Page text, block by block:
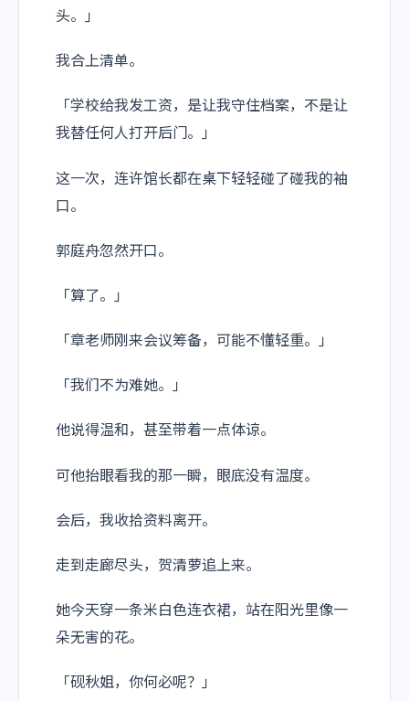
头。」
我合上清单。
「学校给我发工资，是让我守住档案，不是让
我替任何人打开后门。」
这一次，连许馆长都在桌下轻轻碰了碰我的袖
口。
郭庭舟忽然开口。
「算了。」
「章老师刚来会议筹备，可能不懂轻重。」
「我们不为难她。」
他说得温和，甚至带着一点体谅。
可他抬眼看我的那一瞬，眼底没有温度。
会后，我收拾资料离开。
走到走廊尽头，贺清萝追上来。
她今天穿一条米白色连衣裙，站在阳光里像一
朵无害的花。
「砚秋姐，你何必呢？」